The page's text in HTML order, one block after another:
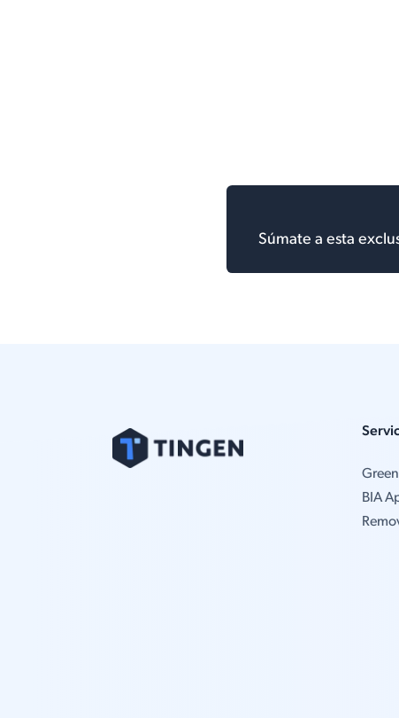
Súmate a esta
BIA